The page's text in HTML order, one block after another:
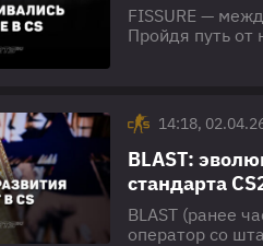
FISSURE —
Пройдя путь от
студии UCC
14:18,
BLAST:
стандарта
BLAST (ранее
оператор со